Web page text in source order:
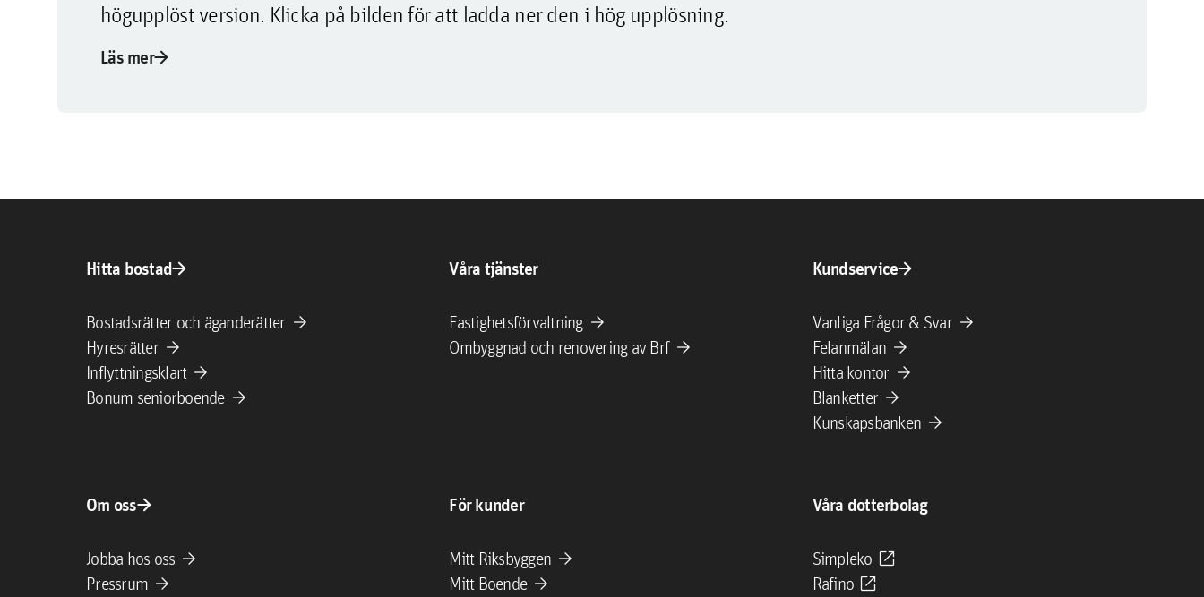
högupplöst version. Klicka på bilden för att ladda ner den i hög upplösning.
Läs merarrow_forward
Hitta bostadarrow_forward
Bostadsrätter och äganderätter arrow_forward
Hyresrätter arrow_forward
Inflyttningsklart arrow_forward
Bonum seniorboende arrow_forward
Våra tjänster
Fastighetsförvaltning arrow_forward
Ombyggnad och renovering av Brf arrow_forward
Kundservicearrow_forward
Vanliga Frågor & Svar arrow_forward
Felanmälan arrow_forward
Hitta kontor arrow_forward
Blanketter arrow_forward
Kunskapsbanken arrow_forward
Om ossarrow_forward
Jobba hos oss arrow_forward
Pressrum arrow_forward
För kunder
Mitt Riksbyggen arrow_forward
Mitt Boende arrow_forward
Våra dotterbolag
Simpleko open_in_new
Rafino open_in_new